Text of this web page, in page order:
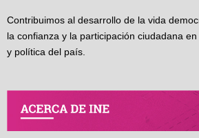
Contribuimos al desarrollo de la vida
la confianza y la participación ciudadana
y política del país.